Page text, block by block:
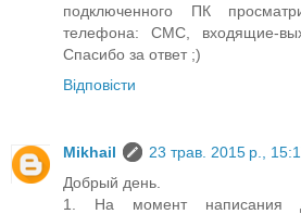
подключенного ПК
телефона: СМС, входящие-
Спасибо за ответ ;)
Відповісти
Mikhail
23 трав. 2015 р.,
Добрый день.
1. На момент написания